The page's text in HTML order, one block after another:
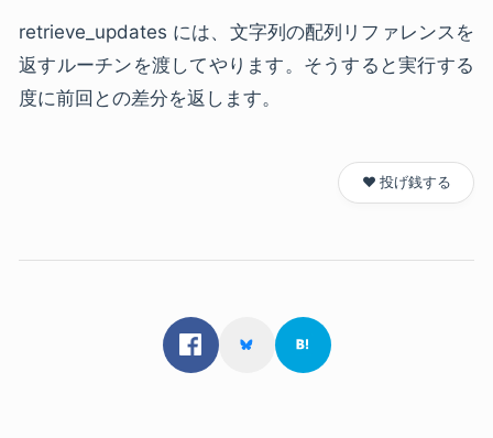
retrieve_updates には、文字列の配列リファレンスを
返すルーチンを渡してやります。そうすると実行する
度に前回との差分を返します。
❤️ 投げ銭する